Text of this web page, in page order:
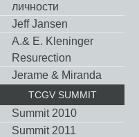
личности
Jeff Jansen
A.& E. Kleninger
Resurection
Jerame & Miranda
TCGV SUMMIT
Summit 2010
Summit 2011